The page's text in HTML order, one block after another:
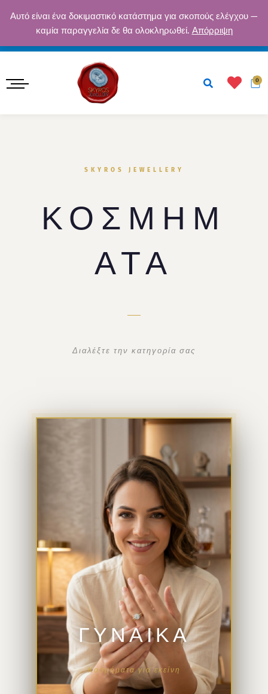
Αυτό είναι ένα δοκιμαστικό κατάστημα για σκοπούς ελέγχου —
καμία παραγγελία δε θα ολοκληρωθεί. Απόρριψη
στο
περιεχόμενο
ΔΩΡΕΆΝ ΑΠΟΣΤΟΛΉ ΓΙΑ ΠΑΡΑΓΓΕΛΊΕΣ ΆΝΩ ΤΩΝ 50€ · ΑΣΦΑΛΕΊΣ
ΠΛΗΡΩΜΈΣ · ΕΓΓΎΗΣΗ ΠΟΙΌΤΗΤΑΣ
0
SKYROS JEWELLERY
ΚΟΣΜΗΜ
ΑΤΑ
Διαλέξτε την κατηγορία σας
ΓΥΝΑΙΚΑ
Κοσμήματα για εκείνη